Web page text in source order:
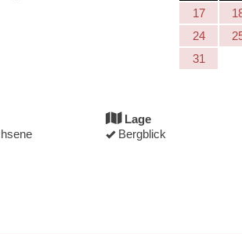
17
24
31
Lage
Bergblick